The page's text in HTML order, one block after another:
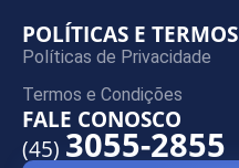
POLÍTICAS E TERMOS
Políticas de Privacidade
Termos e Condições
FALE CONOSCO
(45) 3055-2855